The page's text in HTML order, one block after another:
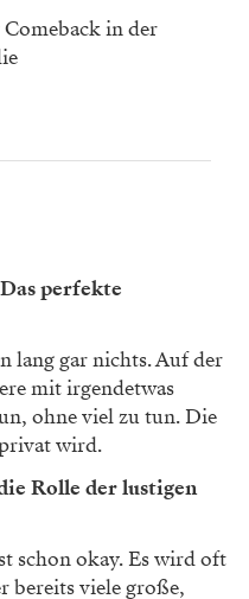
in der
perfekte
lang gar nichts. Auf der
mit irgendetwas
ohne viel zu tun. Die
wird.
Rolle der lustigen
schon okay. Es wird oft
bereits viele große,